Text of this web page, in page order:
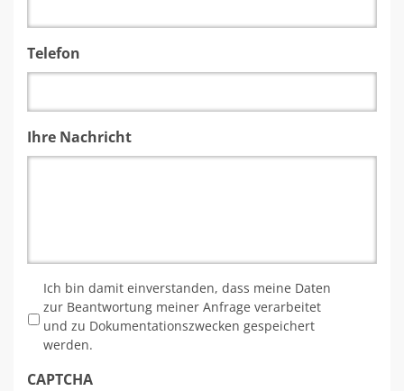
Telefon
Ihre Nachricht
Ich bin damit einverstanden, dass meine Daten
zur Beantwortung meiner Anfrage verarbeitet
und zu Dokumentationszwecken gespeichert
werden.
CAPTCHA